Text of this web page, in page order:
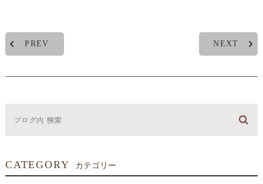
PREV NEXT
CATEGORY カテゴリー